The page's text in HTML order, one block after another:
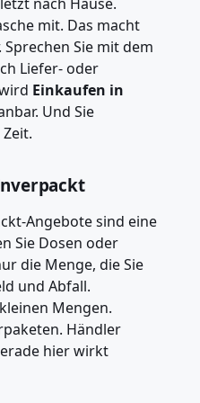
mit. Das macht
Sie mit dem
Liefer- oder
Einkaufen in
Und Sie
Angebote sind eine
Sie Dosen oder
die Menge, die Sie
und Abfall.
Mengen.
Händler
hier wirkt